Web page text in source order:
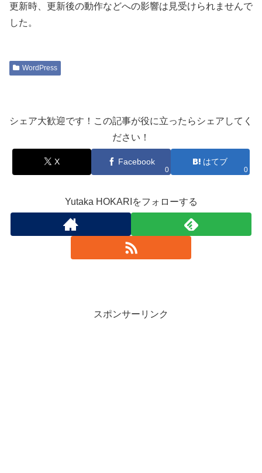
更新時、更新後の動作などへの影響は見受けられませんで
した。
WordPress
シェア大歓迎です！この記事が役に立ったらシェアしてく
ださい！
X Facebook
0
はてブ
0
Yutaka HOKARIをフォローする
スポンサーリンク